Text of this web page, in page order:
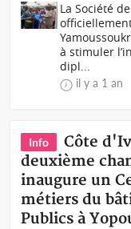
La Société
à stimuler
dipl...
il y a 1 an
Info
Côte
deuxième
inaugure un
métiers du
Publics à